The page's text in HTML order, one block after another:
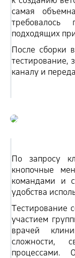
самая
требовалось
подходящих
После сборки
тестирование,
каналу и
По запросу
кнопочные
командами и
удобства
Тестирование
участием
врачей
сложности,
процессами.